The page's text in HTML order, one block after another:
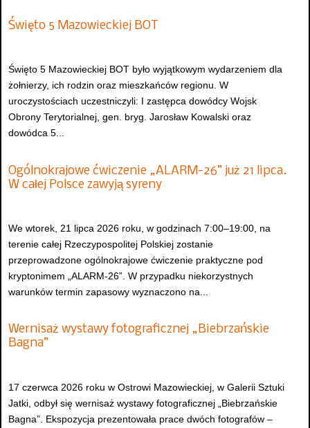
Święto 5 Mazowieckiej BOT
Święto 5 Mazowieckiej BOT było wyjątkowym wydarzeniem dla
żołnierzy, ich rodzin oraz mieszkańców regionu. W
uroczystościach uczestniczyli: I zastępca dowódcy Wojsk
Obrony Terytorialnej, gen. bryg. Jarosław Kowalski oraz
dowódca 5...
Ogólnokrajowe ćwiczenie „ALARM-26” już 21 lipca.
W całej Polsce zawyją syreny
We wtorek, 21 lipca 2026 roku, w godzinach 7:00–19:00, na
terenie całej Rzeczypospolitej Polskiej zostanie
przeprowadzone ogólnokrajowe ćwiczenie praktyczne pod
kryptonimem „ALARM-26”. W przypadku niekorzystnych
warunków termin zapasowy wyznaczono na...
Wernisaż wystawy fotograficznej „Biebrzańskie
Bagna”
17 czerwca 2026 roku w Ostrowi Mazowieckiej, w Galerii Sztuki
Jatki, odbył się wernisaż wystawy fotograficznej „Biebrzańskie
Bagna”. Ekspozycja prezentowała prace dwóch fotografów –